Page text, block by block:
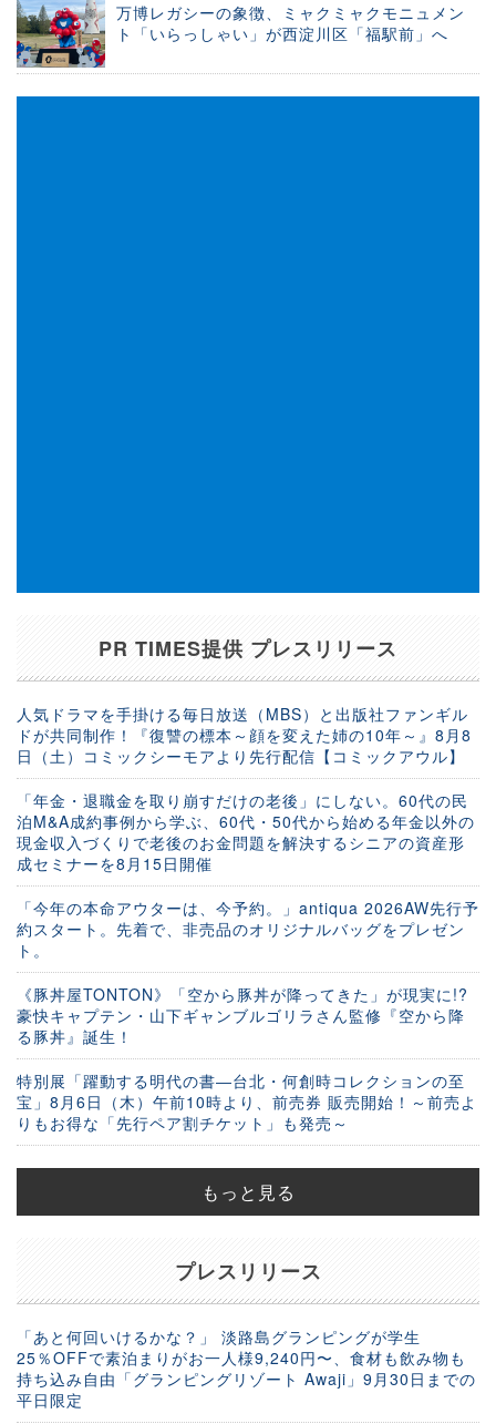
万博レガシーの象徴、ミャクミャクモニュメン
ト「いらっしゃい」が西淀川区「福駅前」へ
PR TIMES提供 プレスリリース
人気ドラマを手掛ける毎日放送（MBS）と出版社ファンギル
ドが共同制作！『復讐の標本～顔を変えた姉の10年～』8月8
日（土）コミックシーモアより先行配信【コミックアウル】
「年金・退職金を取り崩すだけの老後」にしない。60代の民
泊M&A成約事例から学ぶ、60代・50代から始める年金以外の
現金収入づくりで老後のお金問題を解決するシニアの資産形
成セミナーを8月15日開催
「今年の本命アウターは、今予約。」antiqua 2026AW先行予
約スタート。先着で、非売品のオリジナルバッグをプレゼン
ト。
《豚丼屋TONTON》「空から豚丼が降ってきた」が現実に!?
豪快キャプテン・山下ギャンブルゴリラさん監修『空から降
る豚丼』誕生！
特別展「躍動する明代の書―台北・何創時コレクションの至
宝」8月6日（木）午前10時より、前売券 販売開始！～前売よ
りもお得な「先行ペア割チケット」も発売～
もっと見る
プレスリリース
「あと何回いけるかな？」 淡路島グランピングが学生
25％OFFで素泊まりがお一人様9,240円〜、食材も飲み物も
持ち込み自由「グランピングリゾート Awaji」9月30日までの
平日限定